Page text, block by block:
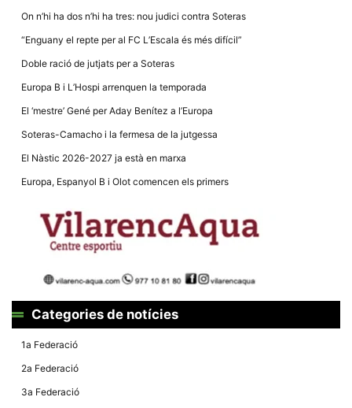
On n’hi ha dos n’hi ha tres: nou judici contra Soteras
“Enguany el repte per al FC L’Escala és més difícil”
Doble ració de jutjats per a Soteras
Europa B i L’Hospi arrenquen la temporada
El ‘mestre’ Gené per Aday Benítez a l’Europa
Soteras-Camacho i la fermesa de la jutgessa
El Nàstic 2026-2027 ja està en marxa
Europa, Espanyol B i Olot comencen els primers
Categories de notícies
1a Federació
2a Federació
3a Federació